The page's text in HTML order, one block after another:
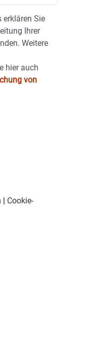
erklären Sie
Ihrer
Weitere
hier auch
von
Cookie-